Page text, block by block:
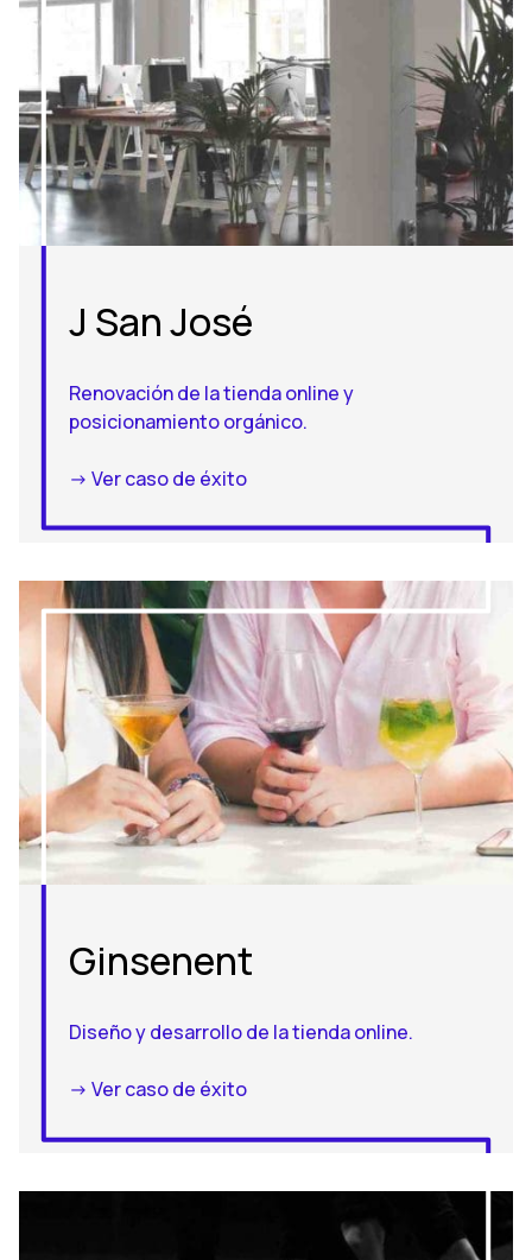
J San José
Renovación de la tienda online y
posicionamiento orgánico.
-> Ver caso de éxito
Ginsenent
Diseño y desarrollo de la tienda online.
-> Ver caso de éxito